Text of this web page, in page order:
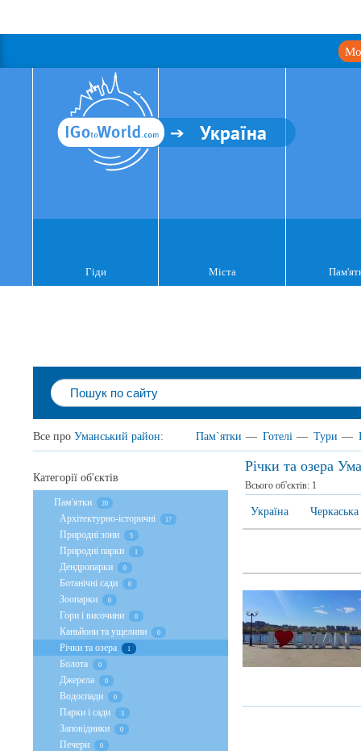
Україна
Гіди Міста
Все про Уманський район: Пам`ятки — Готелі — Тури —
Річки та озера
Всього об'єктів: 1
Україна Черкаська
Категорії об'єктів
Пам'ятки 20
Архітектурно-історичні 17
Природні зони 5
Природні парки 1
Дендропарки 0
Ботанічні сади 0
Зоопарки 0
Гори і височини 0
Каньйони та ущелини 0
Річки та озера 1
Болота 0
Джерела 0
Водоспади 0
Парки і сади 3
Заповідники 0
Печери 0